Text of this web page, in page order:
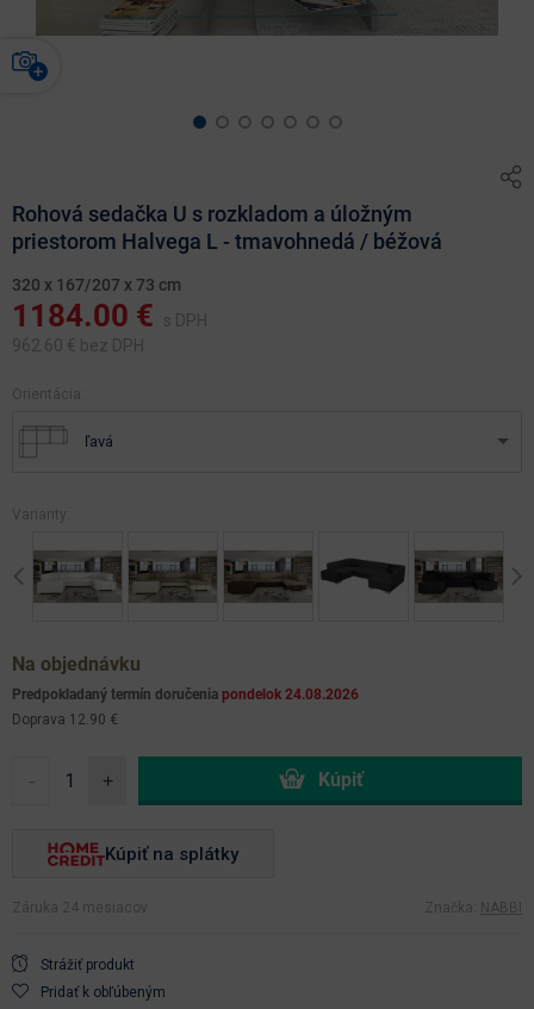
Rohová sedačka U s rozkladom a úložným
priestorom Halvega L - tmavohnedá / béžová
320 x 167/207 x 73 cm
1184.00 €
s DPH
962.60 € bez DPH
Orientácia:
ľavá
Varianty:
Previous
Na objednávku
Predpokladaný termín doručenia pondelok 24.08.2026
Doprava 12.90 €
- +
Kúpiť na splátky
Záruka 24 mesiacov Značka: NABBI
Strážiť produkt
Pridať k obľúbeným